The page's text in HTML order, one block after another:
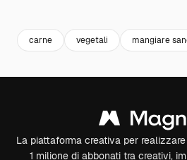
carne vegetali mangiare
La piattaforma creativa per
1 milione di abbonati tra creativi,